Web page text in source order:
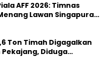
AFF 2026: Timnas
Lawan Singapura
Ton Timah Digagalkan
Pekajang, Diduga
Internasional